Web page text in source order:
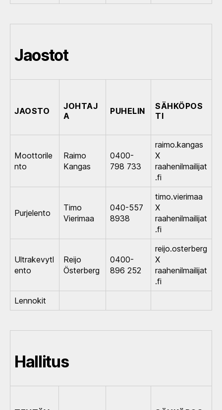
Jaostot
JAOSTO
JOHTAJ
A
PUHELIN
SÄHKÖPOS
TI
Moottorile
nto
Raimo
Kangas
0400-
798 733
raimo.kangas
X
raahenilmailijat
.fi
Purjelento
Timo
Vierimaa
040-557
8938
timo.vierimaa
X
raahenilmailijat
.fi
Ultrakevytl
ento
Reijo
Österberg
0400-
896 252
reijo.osterberg
X
raahenilmailijat
.fi
Lennokit
Hallitus